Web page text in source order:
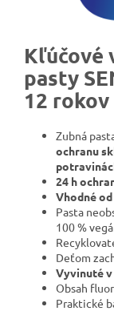
Kľúčové
pasty
12 rokov
Zubná
ochranu
24 h
Vhodné
Pasta
100 %
Deťom
Vyvinuté v
Obsah
Praktické